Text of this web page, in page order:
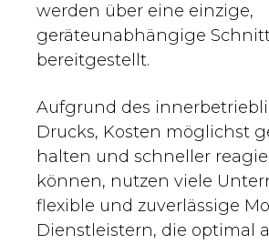
werden über eine einzige,
geräteunabhängige
bereitgestellt.
Aufgrund des
Drucks, Kosten möglichst
halten und schneller
können, nutzen viele
flexible und zuverlässige
Dienstleistern, die optimal